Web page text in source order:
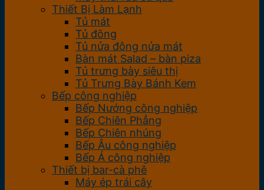
Thiết Bị Làm Lạnh
Tủ mát
Tủ đông
Tủ nửa đông nửa mát
Bàn mát Salad – bàn piza
Tủ trưng bày siêu thị
Tủ Trưng Bày Bánh Kem
Bếp công nghiệp
Bếp Nướng công nghiệp
Bếp Chiên Phẳng
Bếp Chiên nhúng
Bếp Âu công nghiệp
Bếp Á công nghiệp
Thiết bị bar-cà phê
Máy ép trái cây